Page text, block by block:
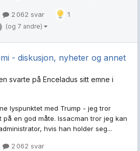
2 062 svar 1
(og 7 andre)
- diskusjon, nyheter og annet
svarte på Enceladus sitt emne i
lyspunktet med Trump - jeg tror
en god måte. Issacman tror jeg kan
hvis han holder seg...
2 062 svar